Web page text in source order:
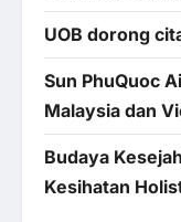
UOB dorong
Sun PhuQuoc
Malaysia dan
Budaya
Kesihatan